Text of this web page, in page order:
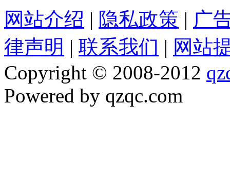
网站介绍 | 隐私政策 | 广
律声明 | 联系我们 | 网站
Copyright © 2008-2012
Powered by qzqc.com